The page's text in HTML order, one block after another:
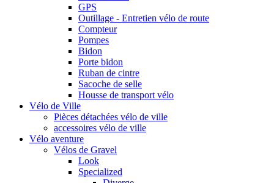
GPS
Outillage - Entretien vélo de route
Compteur
Pompes
Bidon
Porte bidon
Ruban de cintre
Sacoche de selle
Housse de transport vélo
Vélo de Ville
Pièces détachées vélo de ville
accessoires vélo de ville
Vélo aventure
Vélos de Gravel
Look
Specialized